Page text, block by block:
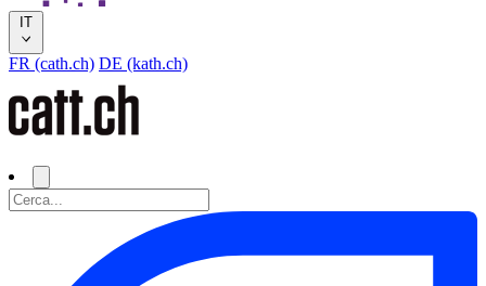
IT
FR (cath.ch) DE (kath.ch)